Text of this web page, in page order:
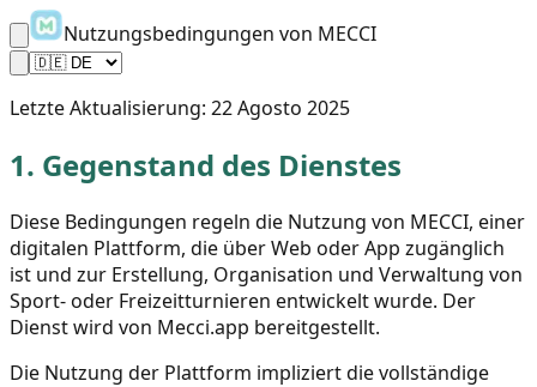
Nutzungsbedingungen von MECCI
Letzte Aktualisierung: 22 Agosto 2025
1. Gegenstand des Dienstes
Diese Bedingungen regeln die Nutzung von MECCI, einer
digitalen Plattform, die über Web oder App zugänglich
ist und zur Erstellung, Organisation und Verwaltung von
Sport- oder Freizeitturnieren entwickelt wurde. Der
Dienst wird von Mecci.app bereitgestellt.
Die Nutzung der Plattform impliziert die vollständige